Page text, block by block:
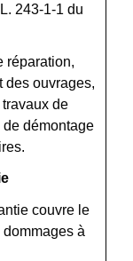
243-1-1 du
réparation,
des ouvrages,
de
démontage
couvre le
à